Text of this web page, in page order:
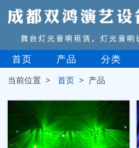
首页 产品 分类
当前位置 >首页 > 产品